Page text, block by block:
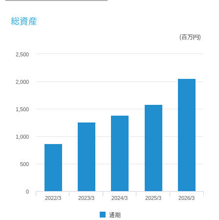
総資産
(百万円)
0
500
1,000
1,500
2,000
2,500
通期
2022/3 2023/3 2024/3 2025/3 2026/3